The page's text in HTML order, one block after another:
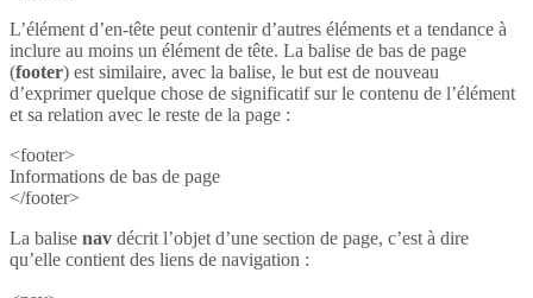
L’élément d’en-tête peut contenir d’autres éléments et a tendance à
inclure au moins un élément de tête. La balise de bas de page
(footer) est similaire, avec la balise, le but est de nouveau
d’exprimer quelque chose de significatif sur le contenu de l’élément
et sa relation avec le reste de la page :
<footer>
Informations de bas de page
</footer>
La balise nav décrit l’objet d’une section de page, c’est à dire
qu’elle contient des liens de navigation :